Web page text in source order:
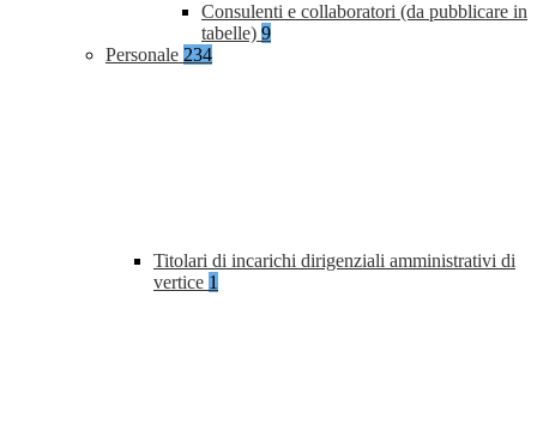
Consulenti e collaboratori (da pubblicare in
tabelle) 9
Personale 234
Titolari di incarichi dirigenziali amministrativi di
vertice 1